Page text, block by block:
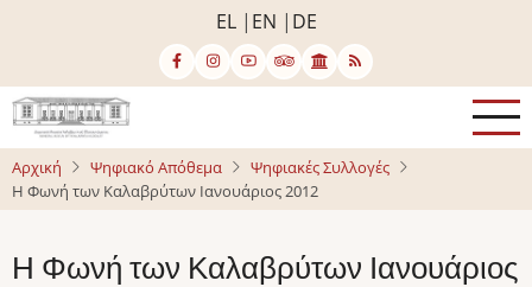
κυρίως
περιεχόμενο
EL EN DE
Αρχική Ψηφιακό Απόθεμα
Ψηφιακές Συλλογές
Η Φωνή των Καλαβρύτων Ιανουάριος 2012
Η Φωνή των Καλαβρύτων Ιανουάριος